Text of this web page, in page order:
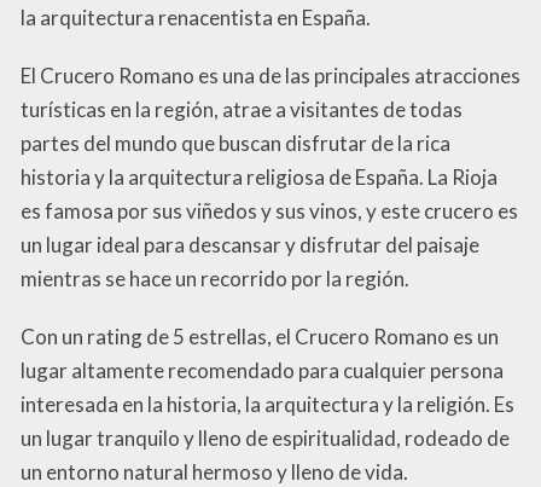
la arquitectura renacentista en España.
El Crucero Romano es una de las principales atracciones
turísticas en la región, atrae a visitantes de todas
partes del mundo que buscan disfrutar de la rica
historia y la arquitectura religiosa de España. La Rioja
es famosa por sus viñedos y sus vinos, y este crucero es
un lugar ideal para descansar y disfrutar del paisaje
mientras se hace un recorrido por la región.
Con un rating de 5 estrellas, el Crucero Romano es un
lugar altamente recomendado para cualquier persona
interesada en la historia, la arquitectura y la religión. Es
un lugar tranquilo y lleno de espiritualidad, rodeado de
un entorno natural hermoso y lleno de vida.